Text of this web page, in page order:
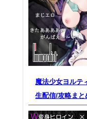
魔法少女ヨルテ
生配信/攻略まと